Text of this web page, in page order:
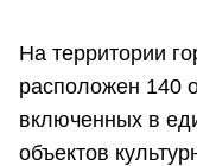
На территории
расположен 140
включенных в
объектов